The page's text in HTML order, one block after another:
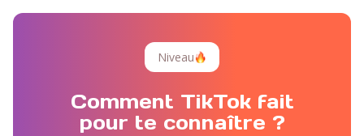
Niveau
Comment TikTok fait
pour te connaître ?